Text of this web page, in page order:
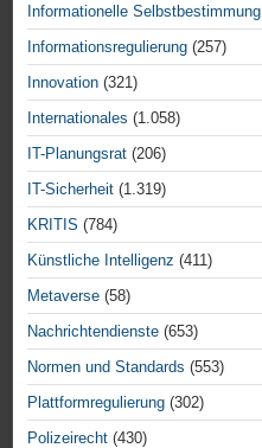
Informationelle Selbstbestimmung
Informationsregulierung (257)
Innovation (321)
Internationales (1.058)
IT-Planungsrat (206)
IT-Sicherheit (1.319)
KRITIS (784)
Künstliche Intelligenz (411)
Metaverse (58)
Nachrichtendienste (653)
Normen und Standards (553)
Plattformregulierung (302)
Polizeirecht (430)